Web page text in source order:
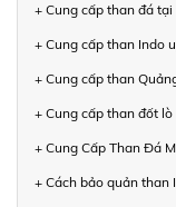
+ Cung cấp than đá
+ Cung cấp than Indo
+ Cung cấp than
+ Cung cấp than đốt
+ Cung Cấp Than Đá
+ Cách bảo quản than